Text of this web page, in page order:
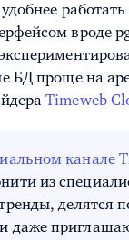
вроде
БД проще на
Timeweb
канале
из
делятся
даже